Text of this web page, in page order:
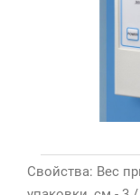
Свойства: Вес